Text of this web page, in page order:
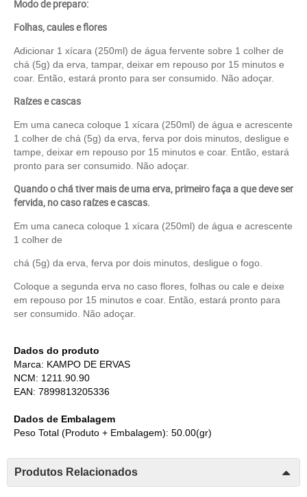
Modo de preparo:
Folhas, caules e flores
Adicionar 1 xícara (250ml) de água fervente sobre 1 colher de
chá (5g) da erva, tampar, deixar em repouso por 15 minutos e
coar. Então, estará pronto para ser consumido. Não adoçar.
Raízes e cascas
Em uma caneca coloque 1 xícara (250ml) de água e acrescente
1 colher de chá (5g) da erva, ferva por dois minutos, desligue e
tampe, deixar em repouso por 15 minutos e coar. Então, estará
pronto para ser consumido. Não adoçar.
Quando o chá tiver mais de uma erva, primeiro faça a que deve ser
fervida, no caso raízes e cascas.
Em uma caneca coloque 1 xícara (250ml) de água e acrescente
1 colher de
chá (5g) da erva, ferva por dois minutos, desligue o fogo.
Coloque a segunda erva no caso flores, folhas ou cale e deixe
em repouso por 15 minutos e coar. Então, estará pronto para
ser consumido. Não adoçar.
Dados do produto
Marca: KAMPO DE ERVAS
NCM: 1211.90.90
EAN: 7899813205336
Dados de Embalagem
Peso Total (Produto + Embalagem): 50.00(gr)
Produtos Relacionados